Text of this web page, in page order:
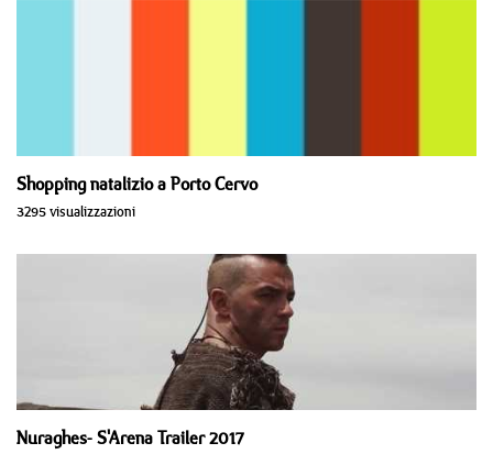
Shopping natalizio a Porto Cervo
3295 visualizzazioni
Nuraghes- S'Arena Trailer 2017